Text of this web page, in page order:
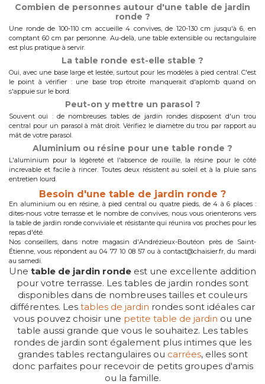
Combien de personnes autour d'une table de jardin
ronde ?
Une ronde de 100-110 cm accueille 4 convives, de 120-130 cm jusqu'à 6, en
comptant 60 cm par personne. Au-delà, une table extensible ou rectangulaire
est plus pratique à servir.
La table ronde est-elle stable ?
Oui, avec une base large et lestée, surtout pour les modèles à pied central. C'est
le point à vérifier : une base trop étroite manquerait d'aplomb quand on
s'appuie sur le bord.
Peut-on y mettre un parasol ?
Souvent oui : de nombreuses tables de jardin rondes disposent d'un trou
central pour un parasol à mât droit. Vérifiez le diamètre du trou par rapport au
mât de votre parasol.
Aluminium ou résine pour une table ronde ?
L'aluminium pour la légèreté et l'absence de rouille, la résine pour le côté
increvable et facile à rincer. Toutes deux résistent au soleil et à la pluie sans
entretien lourd.
Besoin d'une table de jardin ronde ?
En aluminium ou en résine, à pied central ou quatre pieds, de 4 à 6 places :
dites-nous votre terrasse et le nombre de convives, nous vous orienterons vers
la table de jardin ronde conviviale et résistante qui réunira vos proches pour les
repas d'été.
Nos conseillers, dans notre magasin d'Andrézieux-Boutéon près de Saint-
Étienne, vous répondent au 04 77 10 08 57 ou à contact@chaisier.fr, du mardi
au samedi.
Une table de jardin ronde est une excellente addition
pour votre terrasse. Les tables de jardin rondes sont
disponibles dans de nombreuses tailles et couleurs
différentes. Les tables de jardin rondes sont idéales car
vous pouvez choisir une petite table de jardin ou une
table aussi grande que vous le souhaitez. Les tables
rondes de jardin sont également plus intimes que les
grandes tables rectangulaires ou carrées, elles sont
donc parfaites pour recevoir de petits groupes d'amis
ou la famille.